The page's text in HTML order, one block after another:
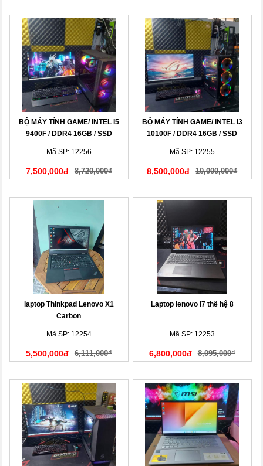
BỘ MÁY TÍNH GAME/ INTEL I5
9400F / DDR4 16GB / SSD
Mã SP: 12256
7,500,000đ 8,720,000₫
BỘ MÁY TÍNH GAME/ INTEL I3
10100F / DDR4 16GB / SSD
Mã SP: 12255
8,500,000đ 10,000,000₫
laptop Thinkpad Lenovo X1
Carbon
Mã SP: 12254
5,500,000đ 6,111,000₫
Laptop lenovo i7 thế hệ 8
Mã SP: 12253
6,800,000đ 8,095,000₫